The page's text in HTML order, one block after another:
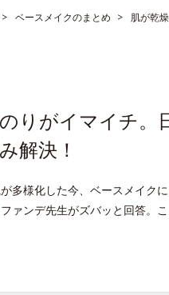
ベースメイクのまとめ 肌が乾
りがイマイチ。
解決！
多様化した今、ベースメイク
ァンデ先生がズバッと回答。